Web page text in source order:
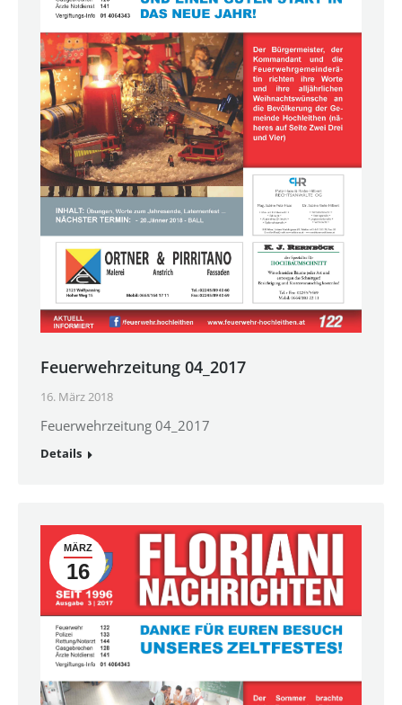
Feuerwehrzeitung 04_2017
16. März 2018
Feuerwehrzeitung 04_2017
Details
MÄRZ
16